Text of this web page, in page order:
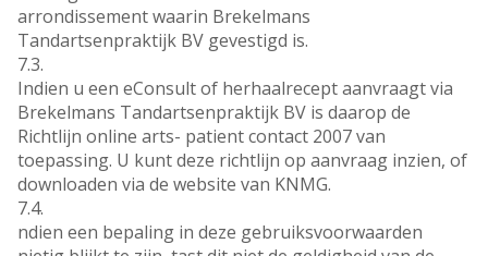
arrondissement waarin Brekelmans
Tandartsenpraktijk BV gevestigd is.
7.3.
Indien u een eConsult of herhaalrecept aanvraagt via
Brekelmans Tandartsenpraktijk BV is daarop de
Richtlijn online arts- patient contact 2007 van
toepassing. U kunt deze richtlijn op aanvraag inzien, of
downloaden via de website van KNMG.
7.4.
ndien een bepaling in deze gebruiksvoorwaarden